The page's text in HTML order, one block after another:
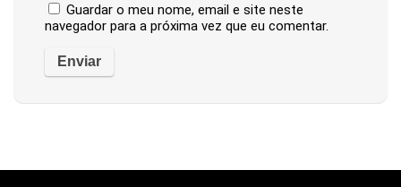
Guardar o meu nome, email e site neste
navegador para a próxima vez que eu comentar.